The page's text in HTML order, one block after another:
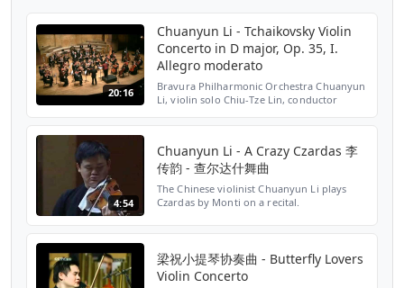
20:16
Chuanyun Li - Tchaikovsky Violin
Concerto in D major, Op. 35, I.
Allegro moderato
Bravura Philharmonic Orchestra Chuanyun
Li, violin solo Chiu-Tze Lin, conductor
4:54
Chuanyun Li - A Crazy Czardas 李
传韵 - 查尔达什舞曲
The Chinese violinist Chuanyun Li plays
Czardas by Monti on a recital.
梁祝小提琴协奏曲 - Butterfly Lovers
Violin Concerto